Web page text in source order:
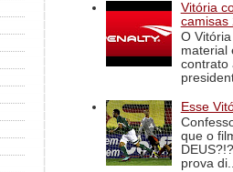
Vitória
camisas
O
material
contrato
Esse
que o
prova